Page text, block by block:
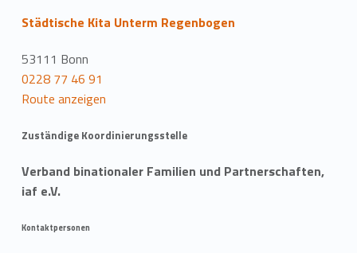
Städtische Kita Unterm Regenbogen
53111 Bonn
0228 77 46 91
Route anzeigen
Zuständige Koordinierungsstelle
Verband binationaler Familien und Partnerschaften,
iaf e.V.
Kontaktpersonen